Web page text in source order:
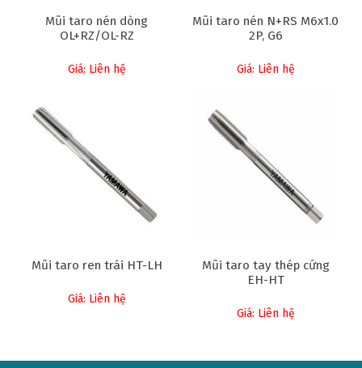
Mũi taro nén dòng
OL+RZ/OL-RZ
Giá: Liên hệ
Mũi taro nén N+RS M6x1.0
2P, G6
Giá: Liên hệ
Mũi taro ren trái HT-LH
Giá: Liên hệ
Mũi taro tay thép cứng
EH-HT
Giá: Liên hệ